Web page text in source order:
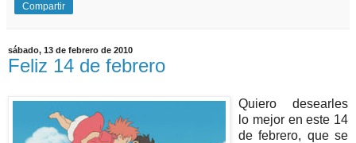
Compartir
sábado, 13 de febrero de 2010
Feliz 14 de febrero
Quiero desearles
lo mejor en este 14
de febrero, que se